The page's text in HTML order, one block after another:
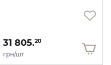
31 805.20
грн/шт